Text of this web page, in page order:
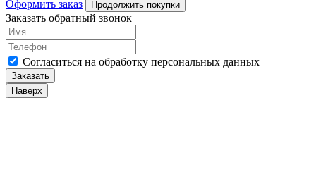
Оформить заказ
Продолжить покупки
Заказать обратный звонок
Cогласиться на обработку персональных данных
Заказать
Наверх